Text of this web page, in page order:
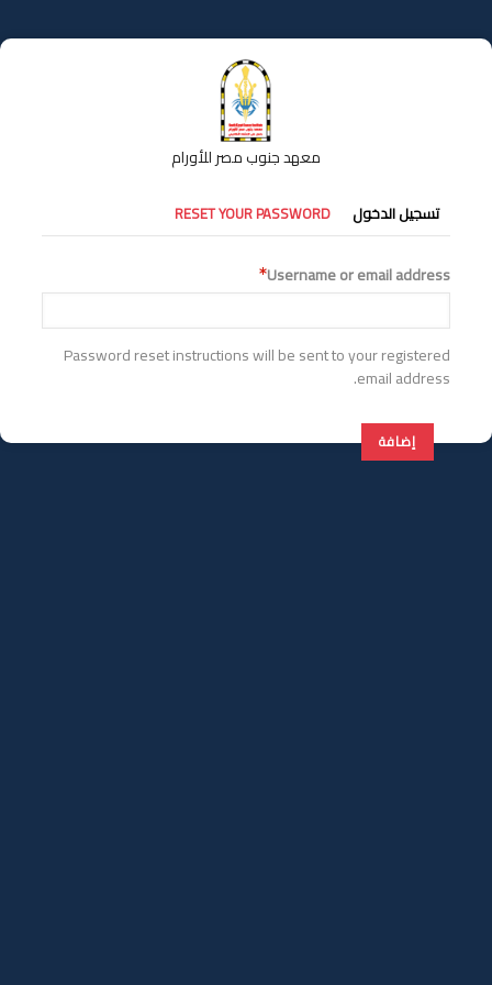
إلى
المحتوى
معهد جنوب مصر للأورام
التبويبات
الأساسية
تسجيل الدخول RESET YOUR PASSWORD
Username or email address
Password reset instructions will be sent to your registered
email address.